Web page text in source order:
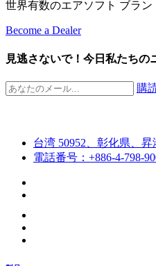
世界有数のエアソフト ブラン
Become a Dealer
見逃さないで！今日私たちの
購
台湾 50952、彰化県、
電話番号：+886-4-798-